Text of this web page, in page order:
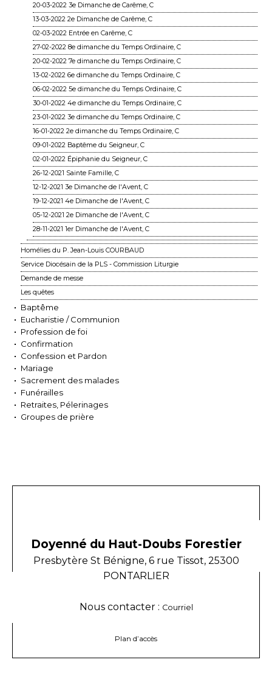
20-03-2022 3e Dimanche de Carême, C
13-03-2022 2e Dimanche de Carême, C
02-03-2022 Entrée en Carême, C
27-02-2022 8e dimanche du Temps Ordinaire, C
20-02-2022 7e dimanche du Temps Ordinaire, C
13-02-2022 6e dimanche du Temps Ordinaire, C
06-02-2022 5e dimanche du Temps Ordinaire, C
30-01-2022 4e dimanche du Temps Ordinaire, C
23-01-2022 3e dimanche du Temps Ordinaire, C
16-01-2022 2e dimanche du Temps Ordinaire, C
09-01-2022 Baptême du Seigneur, C
02-01-2022 Épiphanie du Seigneur, C
26-12-2021 Sainte Famille, C
12-12-2021 3e Dimanche de l'Avent, C
19-12-2021 4e Dimanche de l'Avent, C
05-12-2021 2e Dimanche de l'Avent, C
28-11-2021 1er Dimanche de l'Avent, C
Homélies du P. Jean-Louis COURBAUD
Service Diocésain de la PLS - Commission Liturgie
Demande de messe
Les quêtes
Baptême
Eucharistie / Communion
Profession de foi
Confirmation
Confession et Pardon
Mariage
Sacrement des malades
Funérailles
Retraites, Pélerinages
Groupes de prière
Doyenné du Haut-Doubs Forestier
Presbytère St Bénigne, 6 rue Tissot, 25300
PONTARLIER
Nous contacter : Courriel
Plan d’accès